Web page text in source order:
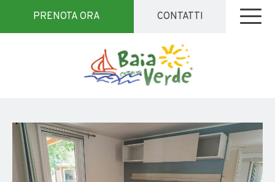
PRENOTA ORA CONTATTI